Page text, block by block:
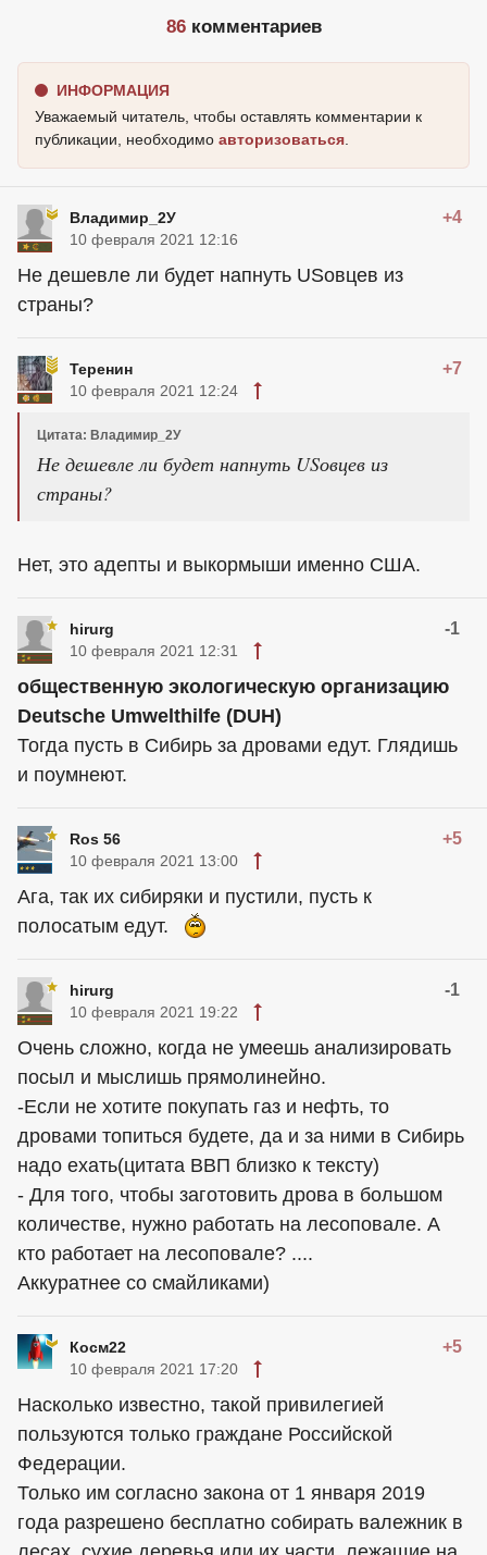
86комментариев
ИНФОРМАЦИЯ
Уважаемый читатель, чтобы оставлять комментарии к
публикации, необходимо авторизоваться
Владимир_2У +4
10 февраля 2021 12:16
Не дешевле ли будет напнуть USовцев из
страны?
Теренин +7
10 февраля 2021 12:24
Цитата: Владимир_2У
Не дешевле ли будет напнуть USовцев из
страны?
Нет, это адепты и выкормыши именно США.
hirurg -1
10 февраля 2021 12:31
общественную экологическую организацию
Deutsche Umwelthilfe (DUH)
Тогда пусть в Сибирь за дровами едут. Глядишь
и поумнеют.
Ros 56 +5
10 февраля 2021 13:00
Ага, так их сибиряки и пустили, пусть к
полосатым едут.
hirurg -1
10 февраля 2021 19:22
Очень сложно, когда не умеешь анализировать
посыл и мыслишь прямолинейно.
-Если не хотите покупать газ и нефть, то
дровами топиться будете, да и за ними в Сибирь
надо ехать(цитата ВВП близко к тексту)
- Для того, чтобы заготовить дрова в большом
количестве, нужно работать на лесоповале. А
кто работает на лесоповале? ....
Аккуратнее со смайликами)
Косм22 +5
10 февраля 2021 17:20
Насколько известно, такой привилегией
пользуются только граждане Российской
Федерации.
Только им согласно закона от 1 января 2019
года разрешено бесплатно собирать валежник в